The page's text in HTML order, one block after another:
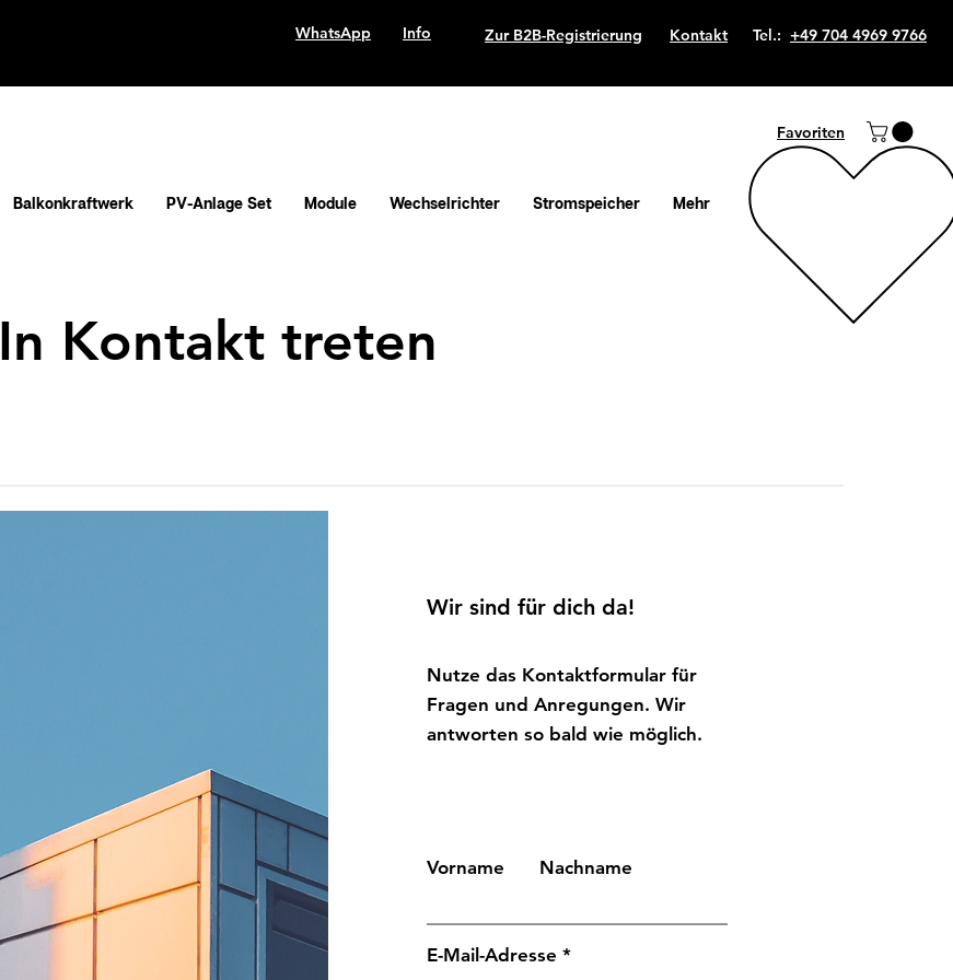
WhatsApp Info Kontakt
Zur B2B-Registrierung Tel.: +49 704 4969 9766
Favoriten
Balkonkraftwerk PV-Anlage Set Module Wechselrichter Stromspeicher Mehr
In Kontakt treten
Wir sind für dich da!
Nutze das Kontaktformular für
Fragen und Anregungen. Wir
antworten so bald wie möglich.
Vorname Nachname
E-Mail-Adresse